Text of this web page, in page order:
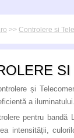
>> Controlere si
și
a iluminatului.
pentru bandă
intensității,